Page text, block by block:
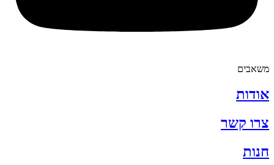
משאבים
אודות
צרו קשר
חנות